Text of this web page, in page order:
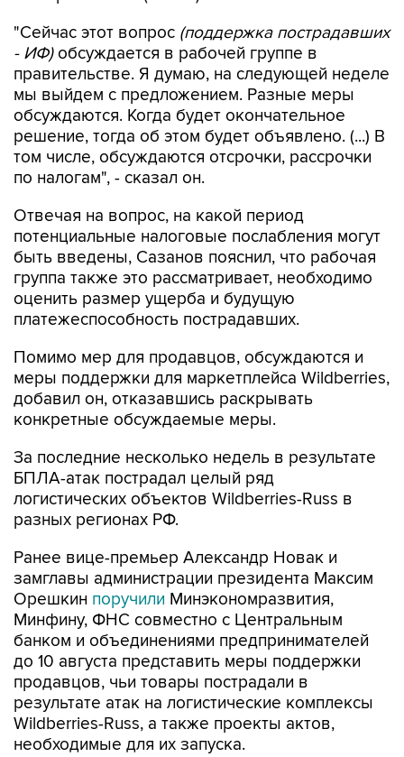
"Сейчас этот вопрос (поддержка пострадавших
- ИФ)обсуждается в рабочей группе в
правительстве. Я думаю, на следующей неделе
мы выйдем с предложением. Разные меры
обсуждаются. Когда будет окончательное
решение, тогда об этом будет объявлено. (...) В
том числе, обсуждаются отсрочки, рассрочки
по налогам", - сказал он.
Отвечая на вопрос, на какой период
потенциальные налоговые послабления могут
быть введены, Сазанов пояснил, что рабочая
группа также это рассматривает, необходимо
оценить размер ущерба и будущую
платежеспособность пострадавших.
Помимо мер для продавцов, обсуждаются и
меры поддержки для маркетплейса Wildberries,
добавил он, отказавшись раскрывать
конкретные обсуждаемые меры.
За последние несколько недель в результате
БПЛА-атак пострадал целый ряд
логистических объектов Wildberries-Russ в
разных регионах РФ.
Ранее вице-премьер Александр Новак и
замглавы администрации президента Максим
Орешкин поручили Минэкономразвития,
Минфину, ФНС совместно с Центральным
банком и объединениями предпринимателей
до 10 августа представить меры поддержки
продавцов, чьи товары пострадали в
результате атак на логистические комплексы
Wildberries-Russ, а также проекты актов,
необходимые для их запуска.